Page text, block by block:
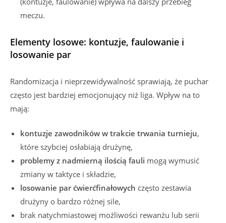
meczu.
Elementy losowe: kontuzje, faulowanie i
losowanie par
Randomizacja i nieprzewidywalność sprawiają, że puchar
często jest bardziej emocjonujący niż liga. Wpływ na to
mają:
kontuzje zawodników w trakcie trwania turnieju,
które szybciej osłabiają drużynę,
problemy z nadmierną ilością fauli mogą wymusić
zmiany w taktyce i składzie,
losowanie par ćwierćfinałowych często zestawia
drużyny o bardzo różnej sile,
brak natychmiastowej możliwości rewanżu lub serii